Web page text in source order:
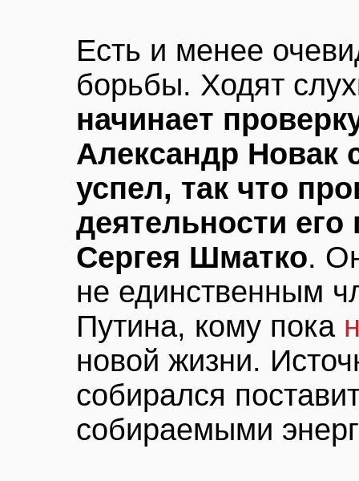
Есть и менее
борьбы. Ходят
начинает
Александр Новак
успел, так что
деятельности
Сергея Шматко.
не единственным
Путина, кому пока
новой жизни.
собирался
собираемыми